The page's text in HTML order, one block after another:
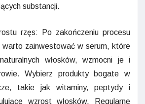
substancji.
rzęs: Po zakończeniu procesu
warto zainwestować w serum, które
włosków, wzmocni je i
Wybierz produkty bogate w
takie jak witaminy, peptydy i
wzrost włosków. Regularne